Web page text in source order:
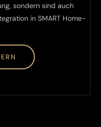
sondern sind auch
in SMART Home-